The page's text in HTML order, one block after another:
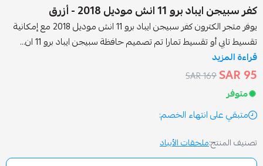
موديل 2018 - أزرق
يوفر متجر الكترون كفر سبيجن ايباد برو 11 انش موديل 2018 مع إمكانية
تمارا تم تصميم حافظة سبيجن ايباد برو 11 ان...
169
الخصم:
ملحقات الأيباد